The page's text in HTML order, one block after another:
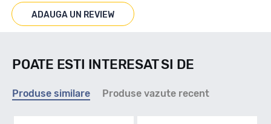
Marcat M+S
Indice viteza
ADAUGA UN REVIEW
POATE ESTI INTERESAT SI DE
Produse similare Produse vazute recent